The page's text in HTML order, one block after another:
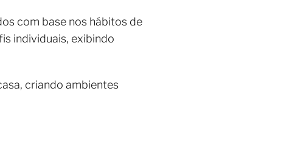
com base nos hábitos de
individuais, exibindo
criando ambientes